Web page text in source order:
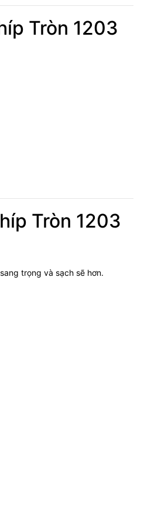
Tròn 1203
Tròn 1203
trọng và sạch sẽ hơn.